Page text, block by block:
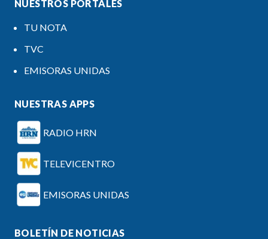
NUESTROS PORTALES
TU NOTA
TVC
EMISORAS UNIDAS
NUESTRAS APPS
RADIO HRN
TELEVICENTRO
EMISORAS UNIDAS
BOLETÍN DE NOTICIAS